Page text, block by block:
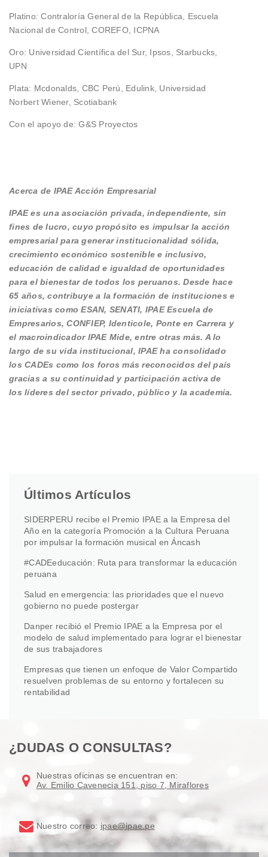
Platino: Contraloría General de la República, Escuela
Nacional de Control, COREFO, ICPNA
Oro: Universidad Científica del Sur, Ipsos, Starbucks,
UPN
Plata: Mcdonalds, CBC Perú, Edulink, Universidad
Norbert Wiener, Scotiabank
Con el apoyo de: G&S Proyectos
Acerca de IPAE Acción Empresarial
IPAE es una asociación privada, independiente, sin
fines de lucro, cuyo propósito es impulsar la acción
empresarial para generar institucionalidad sólida,
crecimiento económico sostenible e inclusivo,
educación de calidad e igualdad de oportunidades
para el bienestar de todos los peruanos. Desde hace
65 años, contribuye a la formación de instituciones e
iniciativas como ESAN, SENATI, IPAE Escuela de
Empresarios, CONFIEP, Identicole, Ponte en Carrera y
el macroindicador IPAE Mide, entre otras más. A lo
largo de su vida institucional, IPAE ha consolidado
los CADEs como los foros más reconocidos del país
gracias a su continuidad y participación activa de
los líderes del sector privado, público y la academia.
Últimos Artículos
SIDERPERU recibe el Premio IPAE a la Empresa del
Año en la categoría Promoción a la Cultura Peruana
por impulsar la formación musical en Áncash
#CADEeducación: Ruta para transformar la educación
peruana
Salud en emergencia: las prioridades que el nuevo
gobierno no puede postergar
Danper recibió el Premio IPAE a la Empresa por el
modelo de salud implementado para lograr el bienestar
de sus trabajadores
Empresas que tienen un enfoque de Valor Compartido
resuelven problemas de su entorno y fortalecen su
rentabilidad
¿DUDAS O CONSULTAS?
Nuestras oficinas se encuentran en:
Av. Emilio Cavenecia 151, piso 7, Miraflores
Nuestro correo: ipae@ipae.pe